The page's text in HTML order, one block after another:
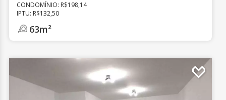
CONDOMÍNIO: R$198,14
IPTU: R$132,50
63m²